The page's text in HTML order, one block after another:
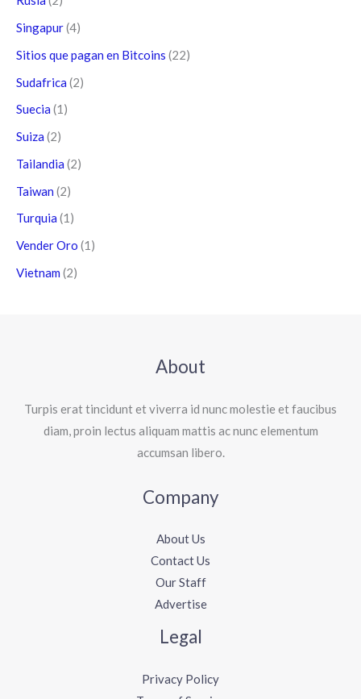
Singapur(4)
Sitios que pagan en Bitcoins (22)
Sudafrica (2)
Suecia (1)
Suiza (2)
Tailandia (2)
Taiwan (2)
Turquia (1)
Vender Oro (1)
Vietnam (2)
About
Turpis erat tincidunt et viverra id nunc molestie et faucibus
diam, proin lectus aliquam mattis ac nunc elementum
accumsan libero.
Company
About Us
Contact Us
Our Staff
Advertise
Legal
Privacy Policy